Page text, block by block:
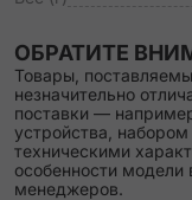
ОБРАТИТЕ
Товары,
незначительно
поставки —
устройства,
техническими
особенности
менеджеров.